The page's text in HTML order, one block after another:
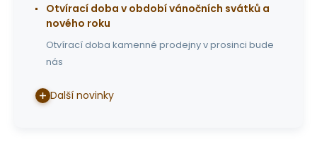
Otvírací doba v období vánočních svátků a
nového roku
Otvírací doba kamenné prodejny v prosinci bude
nás
Další novinky